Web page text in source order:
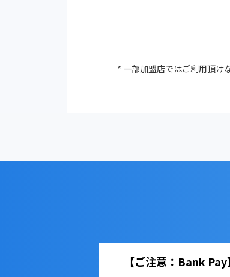
* 一部加盟店ではご利用頂け
【ご注意：Bank Pay】